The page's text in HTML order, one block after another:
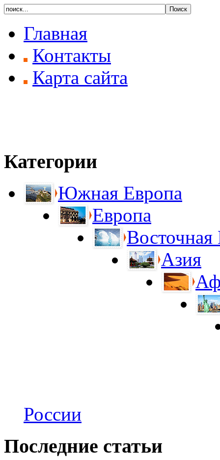
Главная
Контакты
Карта сайта
Категории
Южная Европа
Европа
Восточная
Азия
России
Последние статьи